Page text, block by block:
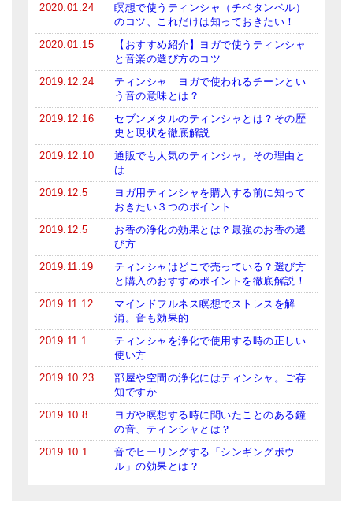
2020.01.24
瞑想で使うティンシャ（チベタンベル）
のコツ、これだけは知っておきたい！
2020.01.15
【おすすめ紹介】ヨガで使うティンシャ
と音楽の選び方のコツ
2019.12.24
ティンシャ｜ヨガで使われるチーンとい
う音の意味とは？
2019.12.16
セブンメタルのティンシャとは？その歴
史と現状を徹底解説
2019.12.10
通販でも人気のティンシャ。その理由と
は
2019.12.5
ヨガ用ティンシャを購入する前に知って
おきたい３つのポイント
2019.12.5
お香の浄化の効果とは？最強のお香の選
び方
2019.11.19
ティンシャはどこで売っている？選び方
と購入のおすすめポイントを徹底解説！
2019.11.12
マインドフルネス瞑想でストレスを解
消。音も効果的
2019.11.1
ティンシャを浄化で使用する時の正しい
使い方
2019.10.23
部屋や空間の浄化にはティンシャ。ご存
知ですか
2019.10.8
ヨガや瞑想する時に聞いたことのある鐘
の音、ティンシャとは？
2019.10.1
音でヒーリングする「シンギングボウ
ル」の効果とは？